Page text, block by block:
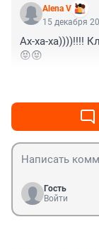
Alena V
15 декабря
Ах-ха-ха))))!!!!
😝😝
Гость
Войти